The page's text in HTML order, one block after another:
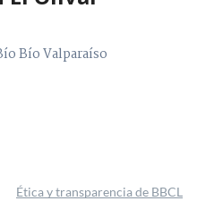
Bío Valparaíso
Ética y transparencia de BBCL